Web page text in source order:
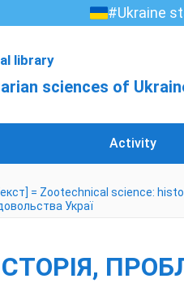
#Ukraine
library
sciences of
Activity
= Zootechnical science:
Украї